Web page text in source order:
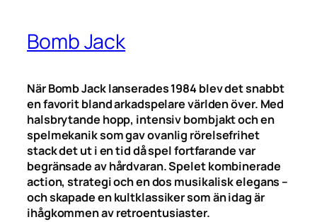
Bomb Jack
När Bomb Jack lanserades 1984 blev det snabbt
en favorit bland arkadspelare världen över. Med
halsbrytande hopp, intensiv bombjakt och en
spelmekanik som gav ovanlig rörelsefrihet
stack det ut i en tid då spel fortfarande var
begränsade av hårdvaran. Spelet kombinerade
action, strategi och en dos musikalisk elegans –
och skapade en kultklassiker som än idag är
ihågkommen av retroentusiaster.